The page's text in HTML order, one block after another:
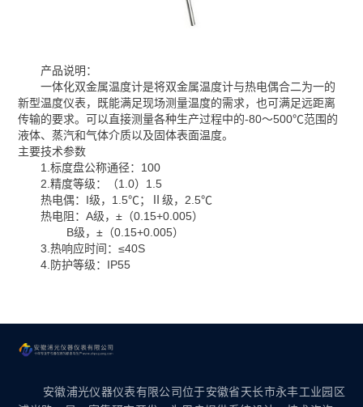
产品说明：
一体化双金属温度计是将双金属温度计与热电偶合二为一的
新型温度仪表，既能满足现场测量温度的需求，也可满足远距离
传输的要求。可以直接测量各种生产过程中的-80～500℃范围的
液体、蒸汽和气体介质以及固体表面温度。
主要技术参数
1.标度盘公称通径：100
2.精度等级：（1.0）1.5
热电偶：I级，1.5℃；Ⅱ级，2.5℃
热电阻：A级，±（0.15+0.005）
B级，±（0.15+0.005）
3.热响应时间：≤40S
4.防护等级：IP55
安徽浦光仪器仪表有限公司位于安徽省天长市永丰工业园区